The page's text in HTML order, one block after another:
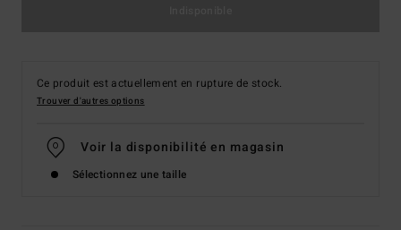
Ce produit est actuellement en rupture de stock.
Trouver d'autres options
Voir la disponibilité en magasin
Sélectionnez une taille